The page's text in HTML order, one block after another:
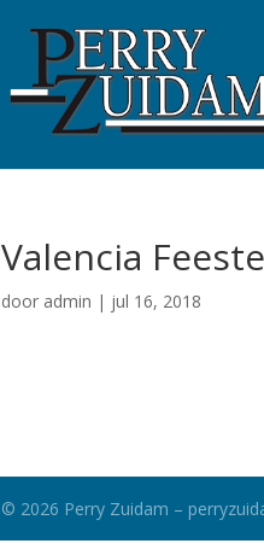
Valencia
door admin | jul 16, 2018
© 2026 Perry Zuidam –